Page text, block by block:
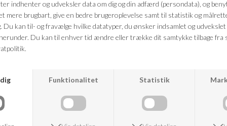
sommerens garderobe.Shortsene er designet med praktiske lommer
foran samt klassisk lukning med lynlås og knap. De er nemme at style
med alt fra en enkel T-shirt til en feminin top, alt efter anledning.En
alsidig denimfavorit, der forener komfort og stil i ét tidløst design.
Kvalitet: 80% Cotton / 20% Tencel
FRAGTFRI LEVERING
VED KØB OVER 500,-